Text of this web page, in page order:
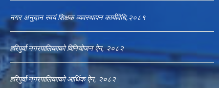
नगर अनुदान स्वयं शिक्षक व्यवस्थापन कार्यविधि,२०८१
हरिपुर्वा नगरपालिकाको विनियोजन ऐन, २०८२
हरिपुर्वा नगरपालिकाको आर्थिक ऐन, २०८२